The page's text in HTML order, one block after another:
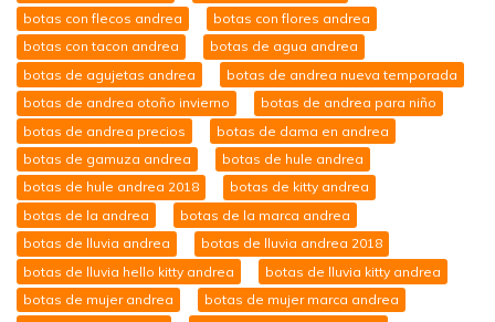
botas con flecos andrea
botas con flores andrea
botas con tacon andrea
botas de agua andrea
botas de agujetas andrea
botas de andrea nueva temporada
botas de andrea otoño invierno
botas de andrea para niño
botas de andrea precios
botas de dama en andrea
botas de gamuza andrea
botas de hule andrea
botas de hule andrea 2018
botas de kitty andrea
botas de la andrea
botas de la marca andrea
botas de lluvia andrea
botas de lluvia andrea 2018
botas de lluvia hello kitty andrea
botas de lluvia kitty andrea
botas de mujer andrea
botas de mujer marca andrea